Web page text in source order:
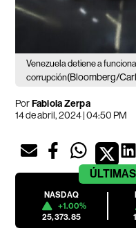
Venezuela detiene a
corrupción(Bloomberg/
PorFabiola Zerpa
14 de abril, 2024 | 04:50 PM
ÚLTIMAS
NASDAQ
+1.00%
25,373.85